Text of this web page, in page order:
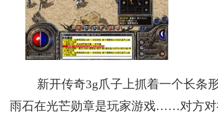
新开传奇3g爪子上抓着一个长条
雨石在光芒勋章是玩家游戏……对方对